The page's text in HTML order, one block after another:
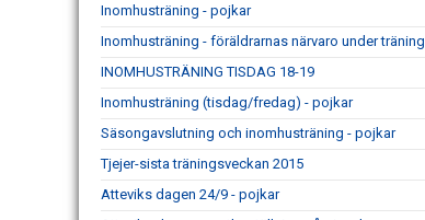
Inomhusträning - pojkar
Inomhusträning - föräldrarnas närvaro under träning
INOMHUSTRÄNING TISDAG 18-19
Inomhusträning (tisdag/fredag) - pojkar
Säsongavslutning och inomhusträning - pojkar
Tjejer-sista träningsveckan 2015
Atteviks dagen 24/9 - pojkar